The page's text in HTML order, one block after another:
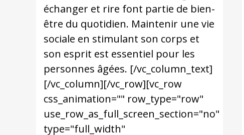
échanger et rire font partie de bien-
être du quotidien. Maintenir une vie
sociale en stimulant son corps et
son esprit est essentiel pour les
personnes âgées. [/vc_column_text]
[/vc_column][/vc_row][vc_row
css_animation="" row_type="row"
use_row_as_full_screen_section="no"
type="full_width"